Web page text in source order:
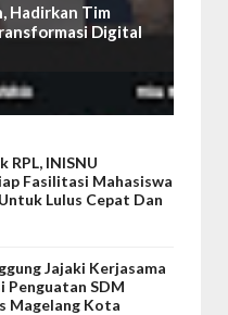
Hadirkan Tim
Digital
RPL, INISNU
Fasilitasi Mahasiswa
Untuk Lulus Cepat Dan
Jajaki Kerjasama
Penguatan SDM
Magelang Kota